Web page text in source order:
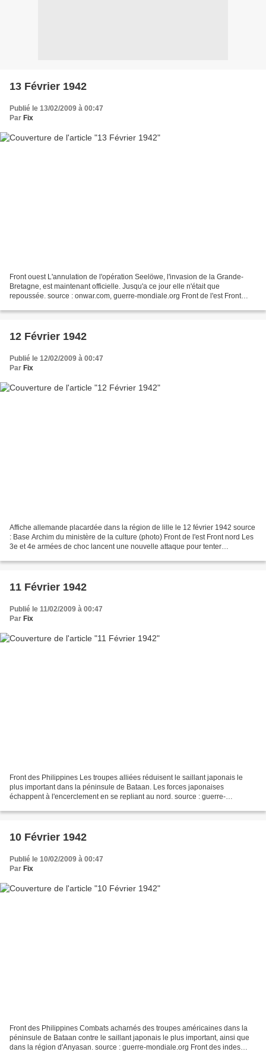
13 Février 1942
Publié le 13/02/2009 à 00:47
Par Fix
Front ouest L'annulation de l'opération Seelöwe, l'invasion de la Grande-
Bretagne, est maintenant officielle. Jusqu'a ce jour elle n'était que
repoussée. source : onwar.com, guerre-mondiale.org Front de l'est Front
12 Février 1942
Publié le 12/02/2009 à 00:47
Par Fix
Affiche allemande placardée dans la région de lille le 12 février 1942 source
: Base Archim du ministère de la culture (photo) Front de l'est Front nord Les
3e et 4e armées de choc lancent une nouvelle attaque pour tenter
11 Février 1942
Publié le 11/02/2009 à 00:47
Par Fix
Front des Philippines Les troupes alliées réduisent le saillant japonais le
plus important dans la péninsule de Bataan. Les forces japonaises
échappent à l'encerclement en se repliant au nord. source : guerre-
10 Février 1942
Publié le 10/02/2009 à 00:47
Par Fix
Front des Philippines Combats acharnés des troupes américaines dans la
péninsule de Bataan contre le saillant japonais le plus important, ainsi que
dans la région d'Anyasan. source : guerre-mondiale.org Front des indes